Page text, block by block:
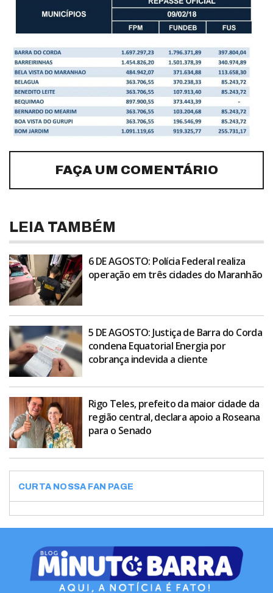
FAÇA UM COMENTÁRIO
LEIA TAMBÉM
6 DE AGOSTO: Polícia Federal realiza
operação em três cidades do Maranhão
5 DE AGOSTO: Justiça de Barra do Corda
condena Equatorial Energia por
cobrança indevida a cliente
Rigo Teles, prefeito da maior cidade da
região central, declara apoio a Roseana
para o Senado
CURTA NOSSA FAN PAGE